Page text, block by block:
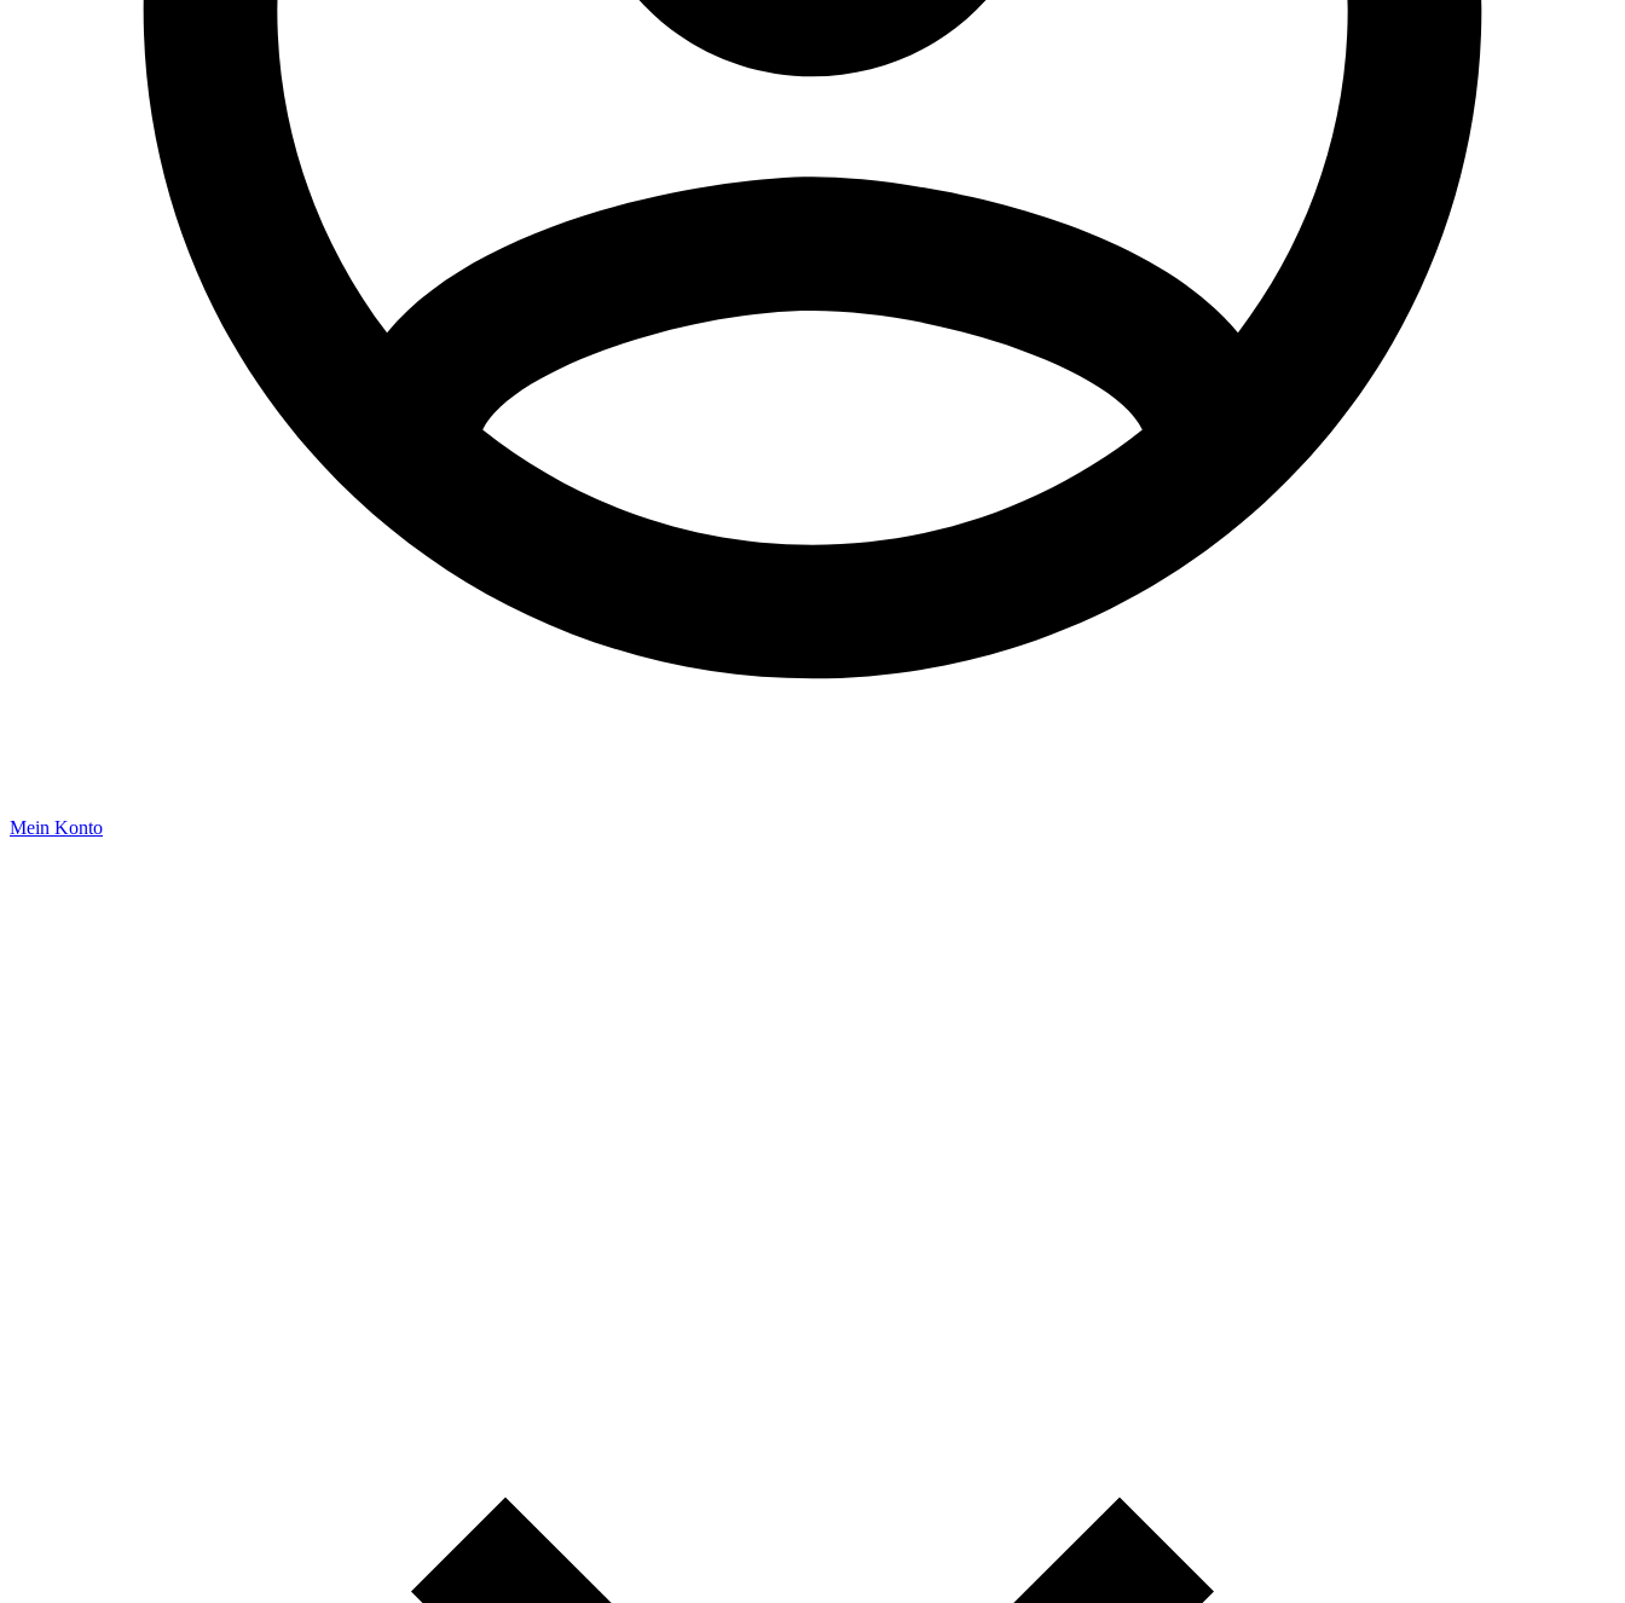
Mein Konto